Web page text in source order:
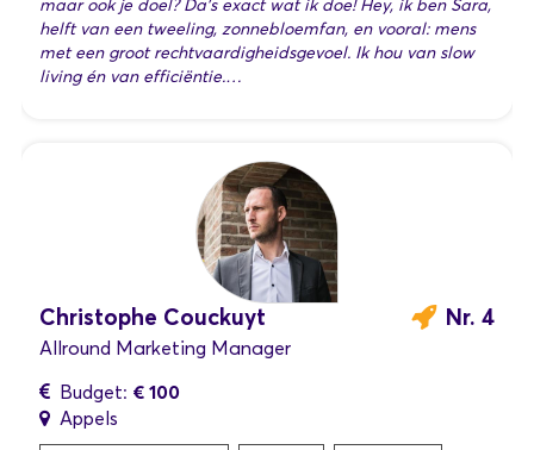
maar ook je doel? Da’s exact wat ik doe! Hey, ik ben Sara,
helft van een tweeling, zonnebloemfan, en vooral: mens
met een groot rechtvaardigheidsgevoel. Ik hou van slow
living én van efficiëntie.…
Nr. 4
Christophe Couckuyt
Allround Marketing Manager
Budget: € 100
Appels